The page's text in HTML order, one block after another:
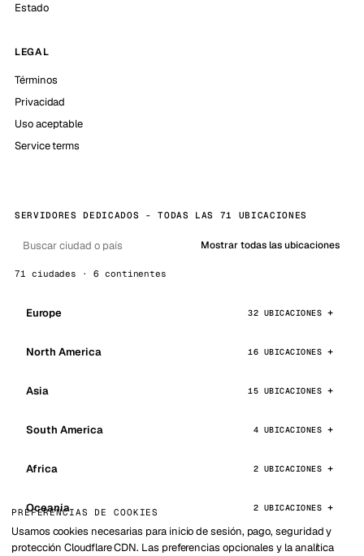
Estado
LEGAL
Términos
Privacidad
Uso aceptable
Service terms
SERVIDORES DEDICADOS - TODAS LAS 71 UBICACIONES
Mostrar todas las ubicaciones
71 ciudades · 6 continentes
Europe 32 UBICACIONES
North America 16 UBICACIONES
Asia 15 UBICACIONES
South America 4 UBICACIONES
Africa 2 UBICACIONES
Oceania 2 UBICACIONES
PREFERENCIAS DE COOKIES
Usamos cookies necesarias para inicio de sesión, pago, seguridad y
protección Cloudflare CDN. Las preferencias opcionales y la analítica